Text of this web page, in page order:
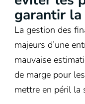
garantir
La gestion des
majeurs d’une
mauvaise
de marge pour
mettre en péril la